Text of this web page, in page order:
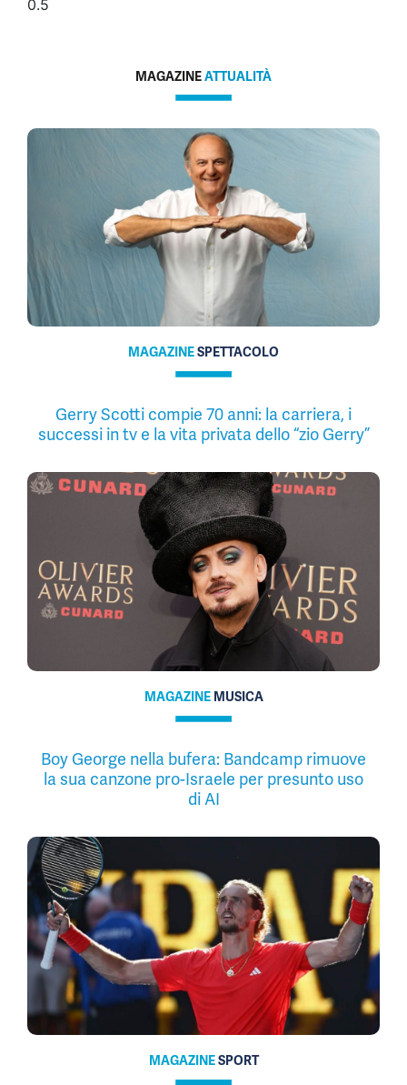
MAGAZINEATTUALITÀ
MAGAZINESPETTACOLO
Gerry Scotti compie 70 anni: la carriera, i
successi in tv e la vita privata dello “zio Gerry”
MAGAZINE MUSICA
Boy George nella bufera: Bandcamp rimuove
la sua canzone pro-Israele per presunto uso
di AI
MAGAZINESPORT